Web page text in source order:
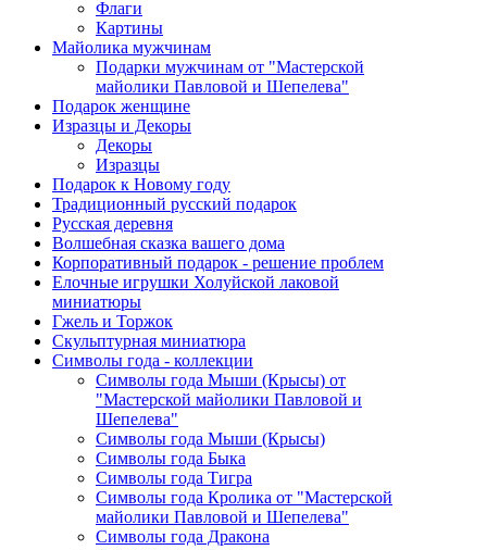
Флаги
Картины
Майолика мужчинам
Подарки мужчинам от "Мастерской
майолики Павловой и Шепелева"
Подарок женщине
Изразцы и Декоры
Декоры
Изразцы
Подарок к Новому году
Традиционный русский подарок
Русская деревня
Волшебная сказка вашего дома
Корпоративный подарок - решение проблем
Елочные игрушки Холуйской лаковой
миниатюры
Гжель и Торжок
Скульптурная миниатюра
Символы года - коллекции
Символы года Мыши (Крысы) от
"Мастерской майолики Павловой и
Шепелева"
Символы года Мыши (Крысы)
Символы года Быка
Символы года Тигра
Символы года Кролика от "Мастерской
майолики Павловой и Шепелева"
Символы года Дракона